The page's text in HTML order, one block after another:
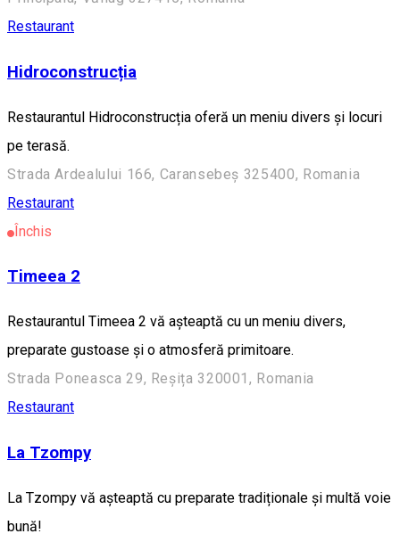
Restaurant
Hidroconstrucția
Restaurantul Hidroconstrucția oferă un meniu divers și locuri
pe terasă.
Strada Ardealului 166, Caransebeș 325400, Romania
Restaurant
Închis
Timeea 2
Restaurantul Timeea 2 vă așteaptă cu un meniu divers,
preparate gustoase și o atmosferă primitoare.
Strada Poneasca 29, Reșița 320001, Romania
Restaurant
La Tzompy
La Tzompy vă așteaptă cu preparate tradiționale și multă voie
bună!